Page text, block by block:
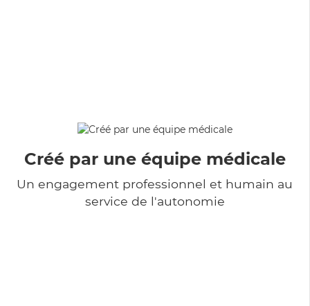
Créé par une équipe médicale
Un engagement professionnel et humain au
service de l'autonomie